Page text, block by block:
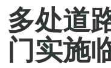
多处道
门实施